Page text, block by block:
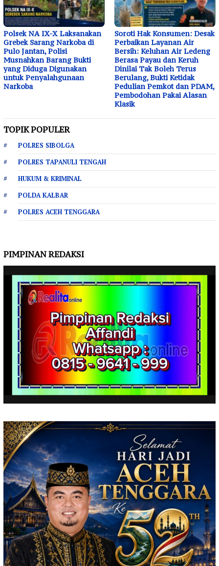
Polsek NA IX-X Laksanakan
Grebek Sarang Narkoba di
Pulo Jantan, Polisi
Musnahkan Barang Bukti
yang Diduga Digunakan
untuk Penyalahgunaan
Narkoba
Soroti Hak Konsumen: Desak
Perbaikan Layanan Air
Bersih: Keluhan Air Ledeng
Berasa Payau dan Keruh
Dinilai Tak Boleh Terus
Berulang, Bukti Ketidak
Pedulian Pemkot dan PDAM,
Pembodohan Pakai Alasan
Klasik
TOPIK POPULER
POLRES SIBOLGA
POLRES TAPANULI TENGAH
HUKUM & KRIMINAL
POLDA KALBAR
POLRES ACEH TENGGARA
PIMPINAN REDAKSI